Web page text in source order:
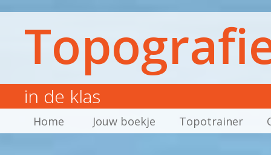
in de klas
Home Jouw boekje Topotrainer